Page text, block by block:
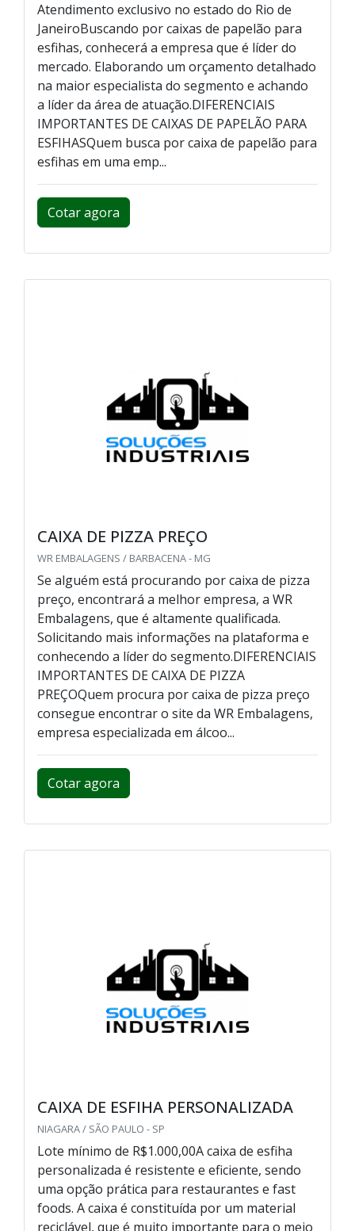
Atendimento exclusivo no estado do Rio de
JaneiroBuscando por caixas de papelão para
esfihas, conhecerá a empresa que é líder do
mercado. Elaborando um orçamento detalhado
na maior especialista do segmento e achando
a líder da área de atuação.DIFERENCIAIS
IMPORTANTES DE CAIXAS DE PAPELÃO PARA
ESFIHASQuem busca por caixa de papelão para
esfihas em uma emp...
Cotar agora
CAIXA DE PIZZA PREÇO
WR EMBALAGENS / BARBACENA - MG
Se alguém está procurando por caixa de pizza
preço, encontrará a melhor empresa, a WR
Embalagens, que é altamente qualificada.
Solicitando mais informações na plataforma e
conhecendo a líder do segmento.DIFERENCIAIS
IMPORTANTES DE CAIXA DE PIZZA
PREÇOQuem procura por caixa de pizza preço
consegue encontrar o site da WR Embalagens,
empresa especializada em álcoo...
Cotar agora
CAIXA DE ESFIHA PERSONALIZADA
NIAGARA / SÃO PAULO - SP
Lote mínimo de R$1.000,00A caixa de esfiha
personalizada é resistente e eficiente, sendo
uma opção prática para restaurantes e fast
foods. A caixa é constituída por um material
reciclável, que é muito importante para o meio